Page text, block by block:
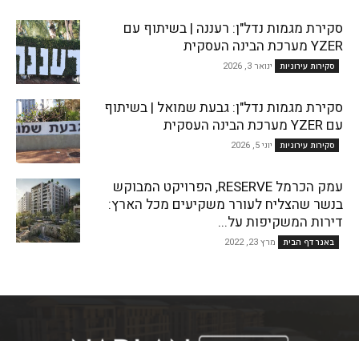
סקירת מגמות נדל"ן: רעננה | בשיתוף עם
YZER מערכת הבינה העסקית
סקירות עירוניות ינואר 3, 2026
סקירת מגמות נדל"ן: גבעת שמואל | בשיתוף
עם YZER מערכת הבינה העסקית
סקירות עירוניות יוני 5, 2026
עמק הכרמל RESERVE, הפרויקט המבוקש
בנשר שהצליח לעורר משקיעים מכל הארץ:
דירות המשקיפות על...
באנר דף הבית מרץ 23, 2022